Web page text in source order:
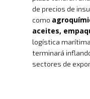
de precios de
como
aceites,
logística
terminará
sectores de